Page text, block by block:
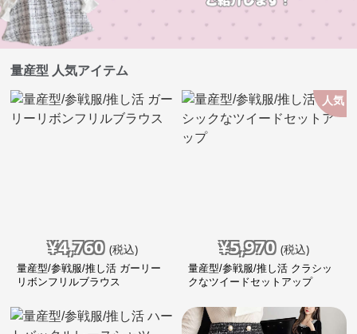
量産型 人気アイテム
¥4,760 (税込)
量産型/参戦服/推し活 ガーリー
リボンフリルブラウス
人気
¥5,970 (税込)
量産型/参戦服/推し活 クラシッ
クなツイードセットアップ